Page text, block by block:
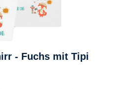
- Fuchs mit Tipi